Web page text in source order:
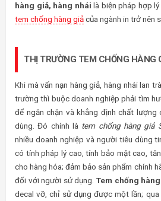
hàng giả, hàng nhái là biện pháp hợp
tem chống hàng giảcủa ngành in trở nên
THỊ TRƯỜNG TEM CHỐNG HÀNG
Khi mà vấn nạn hàng giả, hàng nhái lan
trường thì buộc doanh nghiệp phải tìm
để ngăn chặn và khẳng định chất lượng
dùng. Đó chính là tem chống hàng giả
nhiều doanh nghiệp và người tiêu dùng
có tính pháp lý cao, tính bảo mật cao,
cho hàng hóa; đảm bảo sản phẩm chính
đối với người sử dụng.Tem chống
decal vỡ, chỉ sử dụng được một lần;